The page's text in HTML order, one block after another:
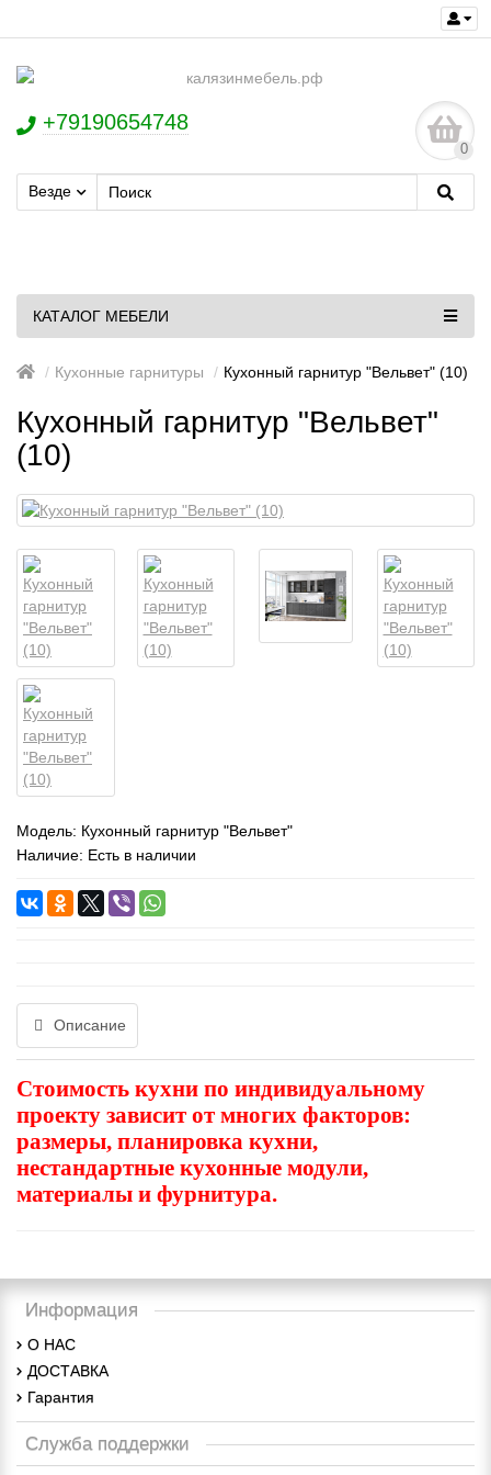
+79190654748
0
Везде
КАТАЛОГ МЕБЕЛИ
Кухонные гарнитуры Кухонный гарнитур "Вельвет" (10)
Кухонный гарнитур "Вельвет"
(10)
Модель: Кухонный гарнитур "Вельвет"
Наличие: Есть в наличии
Описание
Стоимость кухни по индивидуальному
проекту зависит от многих факторов:
размеры, планировка кухни,
нестандартные кухонные модули,
материалы и фурнитура.
Информация
О НАС
ДОСТАВКА
Гарантия
Служба поддержки